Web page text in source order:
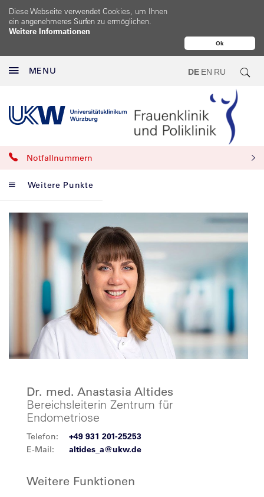
Ok
Diese Webseite verwendet Cookies, um Ihnen
ein angenehmeres Surfen zu ermöglichen.
Weitere Informationen
MENU DE EN RU
Notfallnummern
Weitere Punkte
Dr. med. Anastasia Altides
Bereichsleiterin Zentrum für
Endometriose
Telefon:
+49 931 201-25253
E-Mail:
altides_a@ukw.de
Weitere Funktionen